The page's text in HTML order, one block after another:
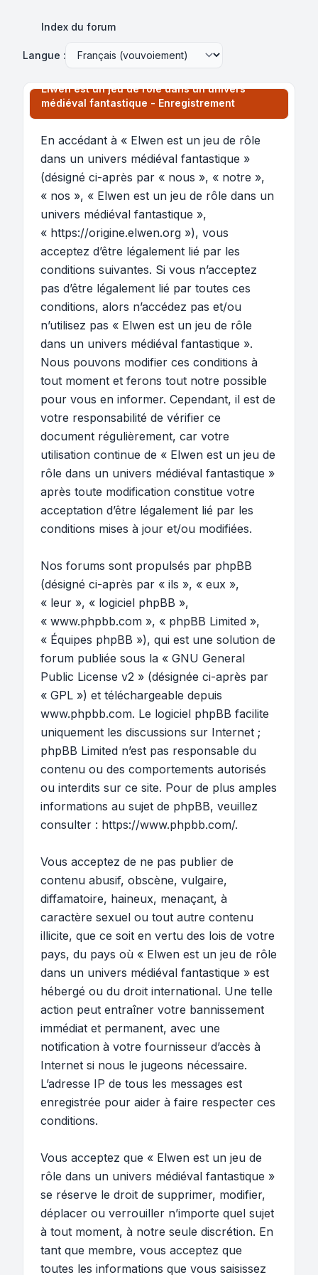
Index du forum
Langue :
Elwen est un jeu de rôle dans un univers
médiéval fantastique - Enregistrement
En accédant à « Elwen est un jeu de rôle
dans un univers médiéval fantastique »
(désigné ci-après par « nous », « notre »,
« nos », « Elwen est un jeu de rôle dans un
univers médiéval fantastique »,
« https://origine.elwen.org »), vous
acceptez d’être légalement lié par les
conditions suivantes. Si vous n’acceptez
pas d’être légalement lié par toutes ces
conditions, alors n’accédez pas et/ou
n’utilisez pas « Elwen est un jeu de rôle
dans un univers médiéval fantastique ».
Nous pouvons modifier ces conditions à
tout moment et ferons tout notre possible
pour vous en informer. Cependant, il est de
votre responsabilité de vérifier ce
document régulièrement, car votre
utilisation continue de « Elwen est un jeu de
rôle dans un univers médiéval fantastique »
après toute modification constitue votre
acceptation d’être légalement lié par les
conditions mises à jour et/ou modifiées.
Nos forums sont propulsés par phpBB
(désigné ci-après par « ils », « eux »,
« leur », « logiciel phpBB »,
« www.phpbb.com », « phpBB Limited »,
« Équipes phpBB »), qui est une solution de
forum publiée sous la « GNU General
Public License v2 » (désignée ci-après par
« GPL ») et téléchargeable depuis
www.phpbb.com. Le logiciel phpBB facilite
uniquement les discussions sur Internet ;
phpBB Limited n’est pas responsable du
contenu ou des comportements autorisés
ou interdits sur ce site. Pour de plus amples
informations au sujet de phpBB, veuillez
consulter : https://www.phpbb.com/.
Vous acceptez de ne pas publier de
contenu abusif, obscène, vulgaire,
diffamatoire, haineux, menaçant, à
caractère sexuel ou tout autre contenu
illicite, que ce soit en vertu des lois de votre
pays, du pays où « Elwen est un jeu de rôle
dans un univers médiéval fantastique » est
hébergé ou du droit international. Une telle
action peut entraîner votre bannissement
immédiat et permanent, avec une
notification à votre fournisseur d’accès à
Internet si nous le jugeons nécessaire.
L’adresse IP de tous les messages est
enregistrée pour aider à faire respecter ces
conditions.
Vous acceptez que « Elwen est un jeu de
rôle dans un univers médiéval fantastique »
se réserve le droit de supprimer, modifier,
déplacer ou verrouiller n’importe quel sujet
à tout moment, à notre seule discrétion. En
tant que membre, vous acceptez que
toutes les informations que vous saisissez